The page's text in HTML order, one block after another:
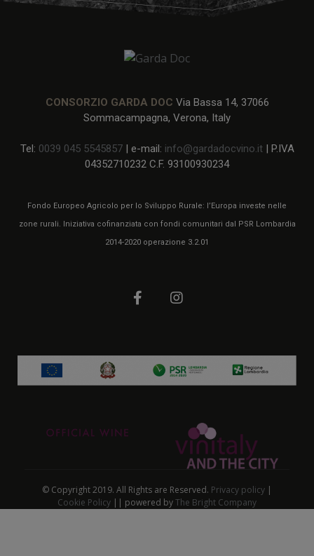
CONSORZIO GARDA DOC Via Bassa 14, 37066
Sommacampagna, Verona, Italy
Tel: 0039 045 5545857| e-mail: info@gardadocvino.it| P.IVA
04352710232 C.F. 93100930234
Fondo Europeo Agricolo per lo Sviluppo Rurale: l’Europa investe nelle
zone rurali. Iniziativa cofinanziata con fondi comunitari dal PSR Lombardia
2014-2020 operazione 3.2.01
© Copyright 2019. All Rights are Reserved. Privacy policy |
Cookie Policy || powered byThe Bright Company